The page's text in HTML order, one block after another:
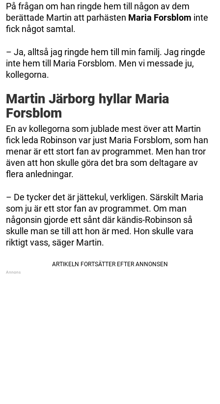
På frågan om han ringde hem till någon av dem
berättade Martin att parhästen Maria Forsblom inte
fick något samtal.
– Ja, alltså jag ringde hem till min familj. Jag ringde
inte hem till Maria Forsblom. Men vi messade ju,
kollegorna.
Martin Järborg hyllar Maria
Forsblom
En av kollegorna som jublade mest över att Martin
fick leda Robinson var just Maria Forsblom, som han
menar är ett stort fan av programmet. Men han tror
även att hon skulle göra det bra som deltagare av
flera anledningar.
– De tycker det är jättekul, verkligen. Särskilt Maria
som ju är ett stor fan av programmet. Om man
någonsin gjorde ett sånt där kändis-Robinson så
skulle man se till att hon är med. Hon skulle vara
riktigt vass, säger Martin.